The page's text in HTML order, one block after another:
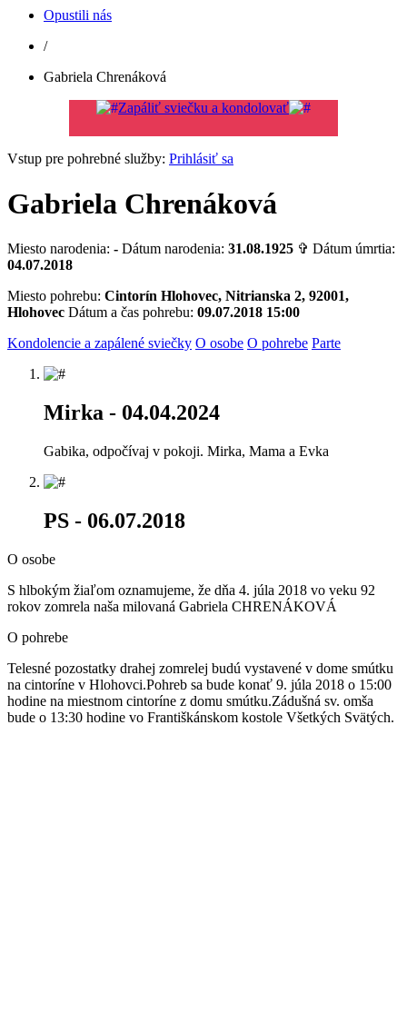
Opustili nás
/
Gabriela Chrenáková
Zapáliť sviečku a kondolovať
Vstup pre pohrebné služby: Prihlásiť sa
Gabriela Chrenáková
Miesto narodenia: - Dátum narodenia: 31.08.1925 ✞ Dátum úmrtia:
04.07.2018
Miesto pohrebu: Cintorín Hlohovec, Nitrianska 2, 92001,
Hlohovec Dátum a čas pohrebu: 09.07.2018 15:00
Kondolencie a zapálené sviečky O osobe O pohrebe Parte
Mirka - 04.04.2024
Gabika, odpočívaj v pokoji. Mirka, Mama a Evka
PS - 06.07.2018
O osobe
S hlbokým žiaľom oznamujeme, že dňa 4. júla 2018 vo veku 92
rokov zomrela naša milovaná Gabriela CHRENÁKOVÁ
O pohrebe
Telesné pozostatky drahej zomrelej budú vystavené v dome smútku
na cintoríne v Hlohovci.Pohreb sa bude konať 9. júla 2018 o 15:00
hodine na miestnom cintoríne z domu smútku.Zádušná sv. omša
bude o 13:30 hodine vo Františkánskom kostole Všetkých Svätých.